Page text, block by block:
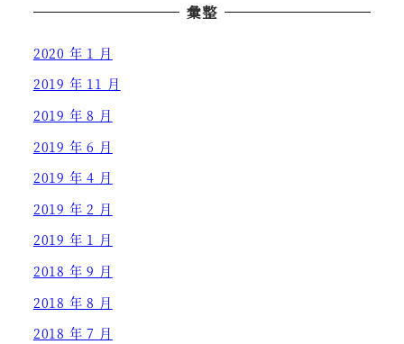
彙整
2020 年 1 月
2019 年 11 月
2019 年 8 月
2019 年 6 月
2019 年 4 月
2019 年 2 月
2019 年 1 月
2018 年 9 月
2018 年 8 月
2018 年 7 月